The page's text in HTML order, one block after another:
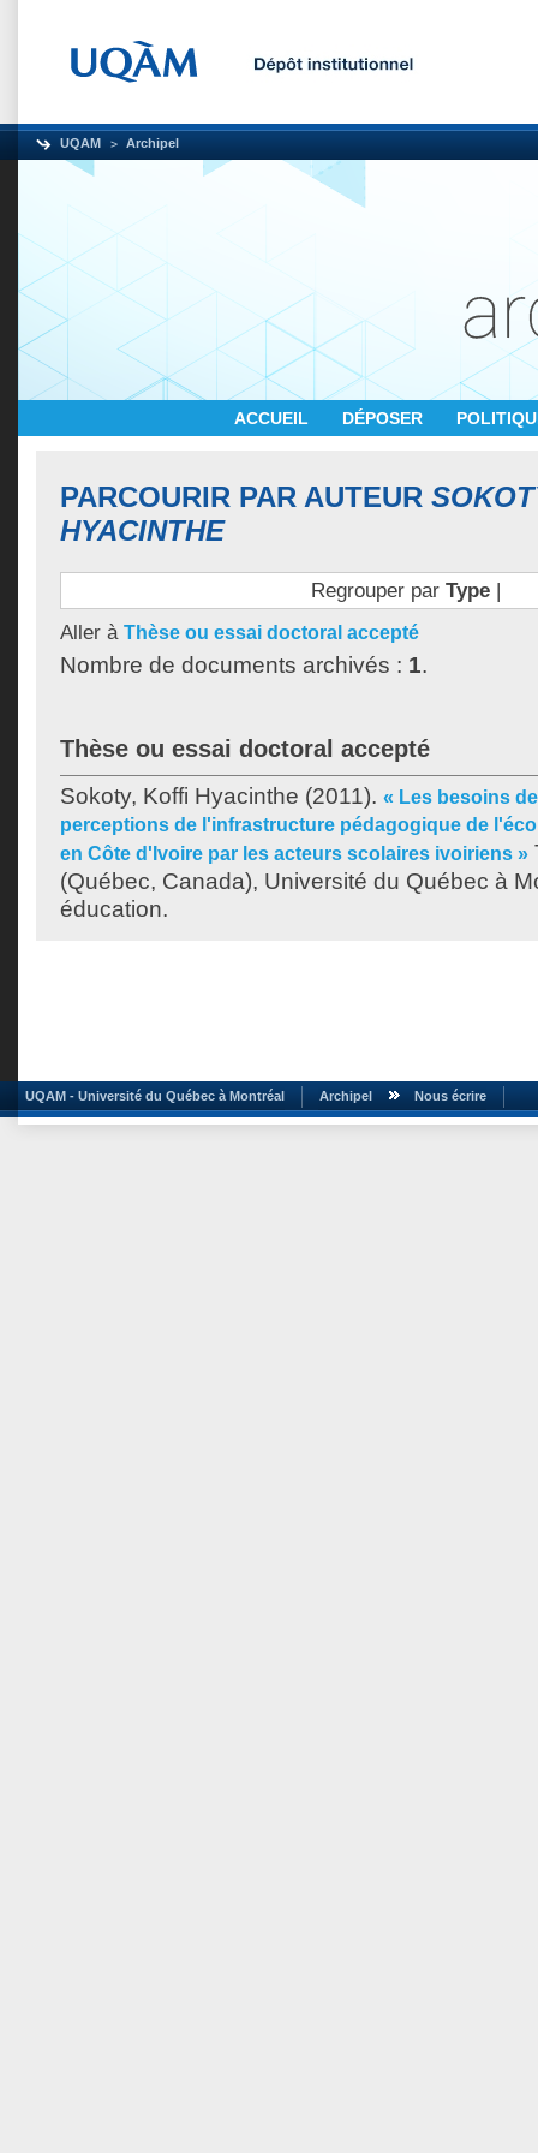
UQAM Archipel
ACCUEIL DÉPOSER
PARCOURIR PAR AUTEUR
HYACINTHE
Regrouper par Type|
Aller à Thèse ou essai doctoral accepté
Nombre de documents archivés : 1.
Thèse ou essai doctoral accepté
Sokoty, Koffi Hyacinthe (2011). « Les besoins
perceptions de l'infrastructure pédagogique de
en Côte d'Ivoire par les acteurs scolaires ivoiriens »
(Québec, Canada), Université du Québec à
éducation.
UQAM - Université du Québec à Montréal Archipel Nous écrire